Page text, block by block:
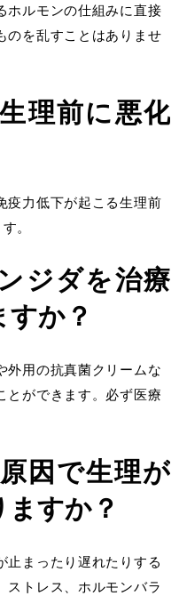
ホルモンの仕組みに直接
のを乱すことはありませ
理前に悪化
疫力低下が起こる生理前
。
ジダを治療
か？
外用の抗真菌クリームな
とができます。必ず医療
因で生理が
すか？
止まったり遅れたりする
ストレス、ホルモンバラ